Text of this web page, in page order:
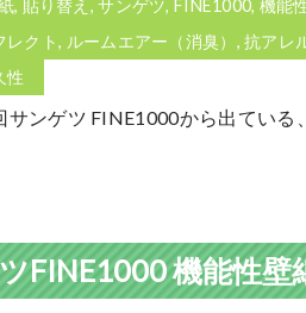
, 貼り替え ,サンゲツ,FINE1000, 機能
レクト, ルームエアー（消臭） ,抗アレ
性
サンゲツ FINE1000から出てい